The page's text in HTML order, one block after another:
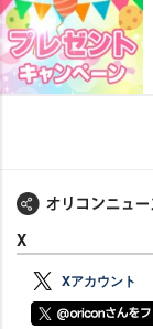
X
Xアカウント